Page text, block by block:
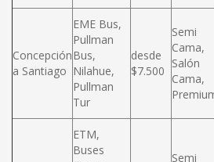
Concepción
a Santiago
EME Bus,
Pullman
Bus,
Nilahue,
Pullman
Tur
desde
$7.500
Semi
Cama,
Salón
Cama,
ETM,
Buses
Semi